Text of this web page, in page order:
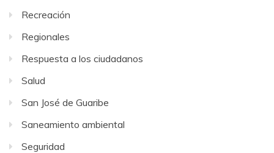
Recreación
Regionales
Respuesta a los ciudadanos
Salud
San José de Guaribe
Saneamiento ambiental
Seguridad